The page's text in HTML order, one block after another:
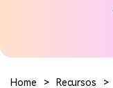
Home > Recursos >